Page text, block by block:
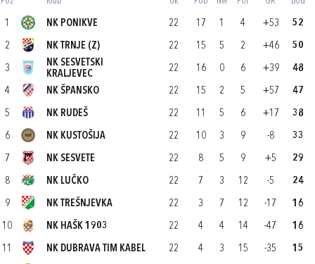
1 NK PONIKVE 22 17 1 4 +53 52
2 NK TRNJE (Z) 22 15 5 2 +46 50
3
NK SESVETSKI
KRALJEVEC
22 16 0 6 +39 48
4 NK ŠPANSKO 22 15 2 5 +57 47
5 NK RUDEŠ 22 11 5 6 +17 38
6 NK KUSTOŠIJA 22 10 3 9 -8 33
7 NK SESVETE 22 8 5 9 +5 29
8 NK LUČKO 22 7 3 12 -5 24
9 NK TREŠNJEVKA 22 3 7 12 -17 16
10 NK HAŠK 1903 22 4 4 14 -47 16
11 NK DUBRAVA TIM KABEL 22 4 3 15 -35 15